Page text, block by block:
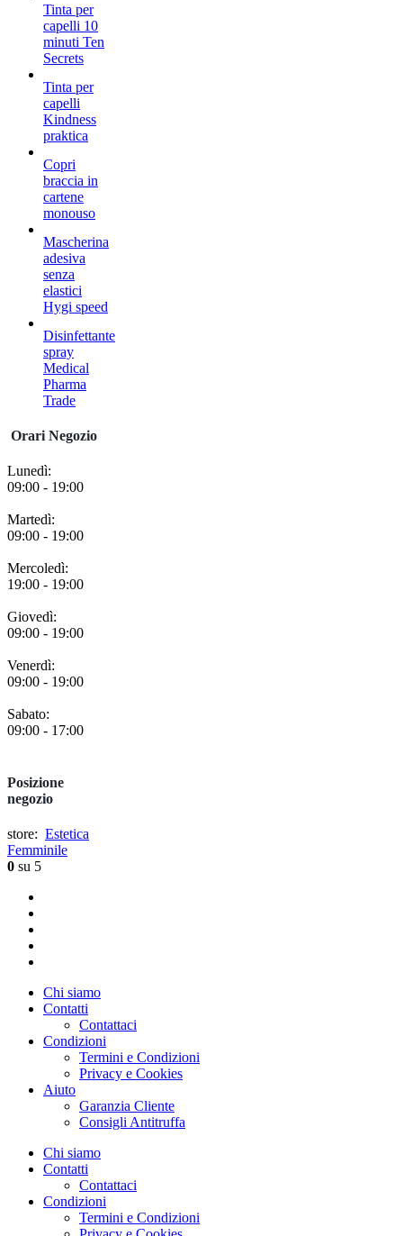
Tinta per
capelli 10
minuti Ten
Secrets
Tinta per
capelli
Kindness
praktica
Copri
braccia in
cartene
monouso
Mascherina
adesiva
senza
elastici
Hygi speed
Disinfettante
spray
Medical
Pharma
Trade
Orari Negozio
Lunedì:
09:00 - 19:00
Martedì:
09:00 - 19:00
Mercoledì:
19:00 - 19:00
Giovedì:
09:00 - 19:00
Venerdì:
09:00 - 19:00
Sabato:
09:00 - 17:00
Posizione
negozio
store: Estetica
Femminile
0 su 5
Chi siamo
Contatti
Contattaci
Condizioni
Termini e Condizioni
Privacy e Cookies
Aiuto
Garanzia Cliente
Consigli Antitruffa
Chi siamo
Contatti
Contattaci
Condizioni
Termini e Condizioni